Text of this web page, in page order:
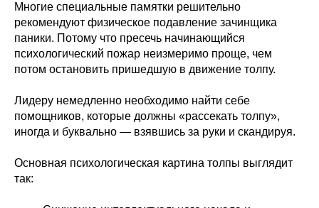
Многие специальные памятки решительно
рекомендуют физическое подавление зачинщика
паники. Потому что пресечь начинающийся
психологический пожар неизмеримо проще, чем
потом остановить пришедшую в движение толпу.
Лидеру немедленно необходимо найти себе
помощников, которые должны «рассекать толпу»,
иногда и буквально — взявшись за руки и скандируя.
Основная психологическая картина толпы выглядит
так: